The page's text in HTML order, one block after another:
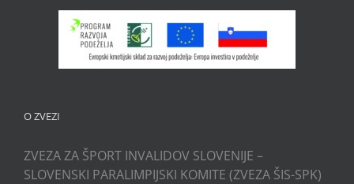
O ZVEZI
ZVEZA ZA ŠPORT INVALIDOV SLOVENIJE –
SLOVENSKI PARALIMPIJSKI KOMITE (ZVEZA ŠIS-SPK)